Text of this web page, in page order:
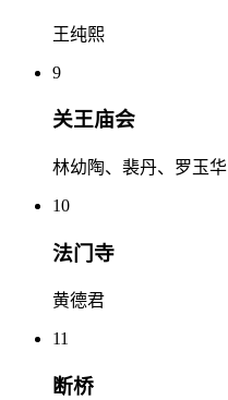
王纯熙
9
关王庙会
林幼陶、裴丹、罗玉华
10
法门寺
黄德君
11
断桥